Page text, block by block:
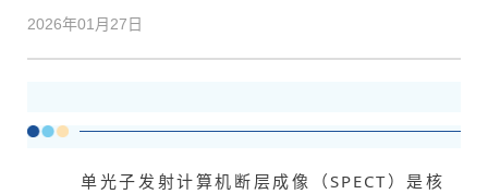
2026年01月27日
单光子发射计算机断层成像（SPECT）是核